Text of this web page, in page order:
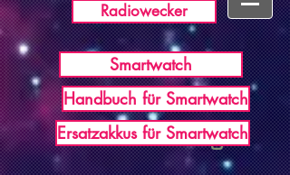
USB Germany
Radiowecker
Smartwatch
Handbuch für Smartwatch
Ersatzakkus für Smartwatch